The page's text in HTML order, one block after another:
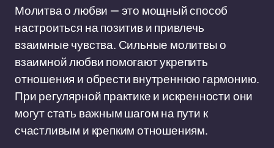
Молитва о любви — это мощный способ
настроиться на позитив и привлечь
взаимные чувства. Сильные молитвы о
взаимной любви помогают укрепить
отношения и обрести внутреннюю гармонию.
При регулярной практике и искренности они
могут стать важным шагом на пути к
счастливым и крепким отношениям.